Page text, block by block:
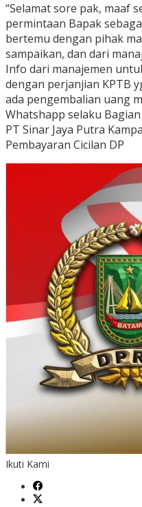
“Selamat sore pak, maaf
permintaan Bapak
bertemu dengan pihak
sampaikan, dan dari
Info dari manajemen
dengan perjanjian KPTB
ada pengembalian uang
Whatshapp selaku
PT Sinar Jaya Putra
Pembayaran Cicilan DP
Ikuti Kami